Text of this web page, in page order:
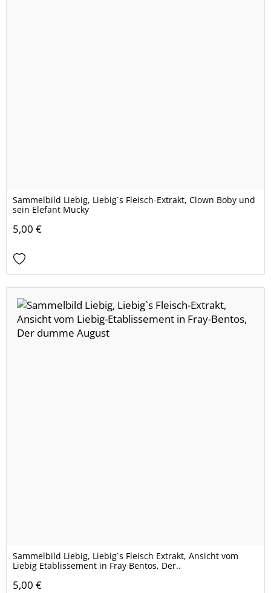
Sammelbild Liebig, Liebig`s Fleisch-Extrakt, Clown Boby und
sein Elefant Mucky
5,00 €
Sammelbild Liebig, Liebig`s Fleisch Extrakt, Ansicht vom
Liebig Etablissement in Fray Bentos, Der..
5,00 €